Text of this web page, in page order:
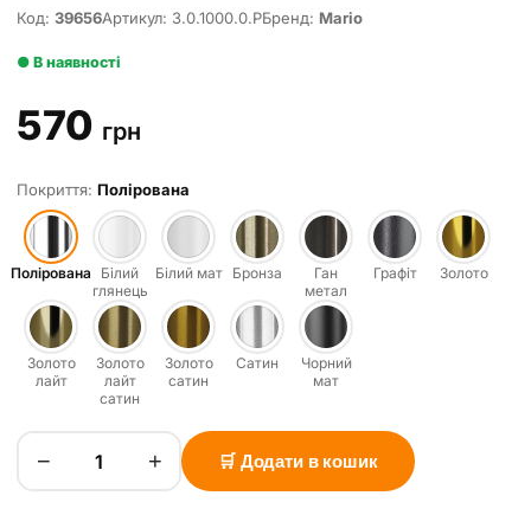
Код: 39656Артикул: 3.0.1000.0.PБренд: Mario
● В наявності
570 грн
Покриття: Полірована
Полірована
Білий
глянець
Білий мат Бронза
Ган
метал
Графіт Золото
Золото
лайт
Золото
лайт
сатин
Золото
сатин
Сатин
Чорний
мат
− + 🛒 Додати в кошик